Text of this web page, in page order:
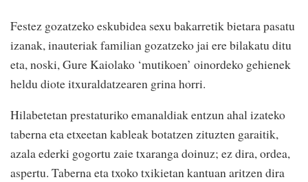
Festez gozatzeko eskubidea sexu bakarretik bietara pasatu
izanak, inauteriak familian gozatzeko jai ere bilakatu ditu
eta, noski, Gure Kaiolako ‘mutikoen’ oinordeko gehienek
heldu diote itxuraldatzearen grina horri.
Hilabetetan prestaturiko emanaldiak entzun ahal izateko
taberna eta etxeetan kableak botatzen zituzten garaitik,
azala ederki gogortu zaie txaranga doinuz; ez dira, ordea,
aspertu. Taberna eta txoko txikietan kantuan aritzen dira